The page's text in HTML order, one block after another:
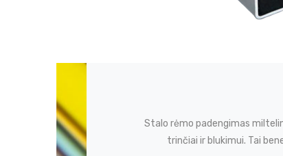
Stalo rėmo padengimas
trinčiai ir blukimui. Tai